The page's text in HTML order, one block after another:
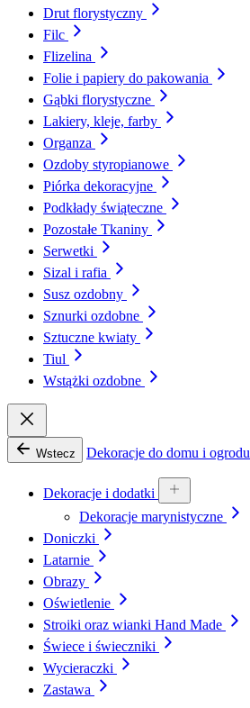
Drut florystyczny
Filc
Flizelina
Folie i papiery do pakowania
Gąbki florystyczne
Lakiery, kleje, farby
Organza
Ozdoby styropianowe
Piórka dekoracyjne
Podkłady świąteczne
Pozostałe Tkaniny
Serwetki
Sizal i rafia
Susz ozdobny
Sznurki ozdobne
Sztuczne kwiaty
Tiul
Wstążki ozdobne
Wstecz Dekoracje do domu i ogrodu
Dekoracje i dodatki
Dekoracje marynistyczne
Doniczki
Latarnie
Obrazy
Oświetlenie
Stroiki oraz wianki Hand Made
Świece i świeczniki
Wycieraczki
Zastawa